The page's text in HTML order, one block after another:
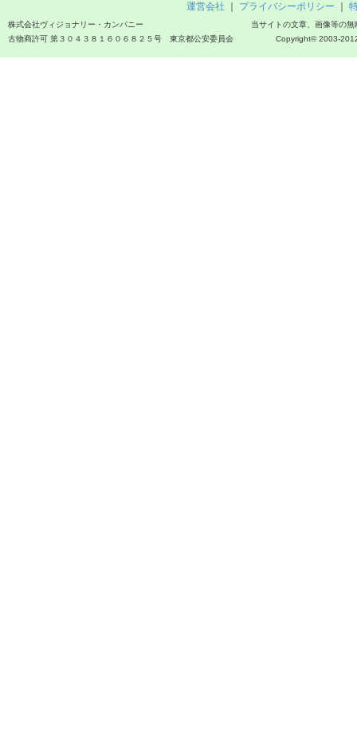
運営会社 プライバシーポリシー
当サイトの文章、画像等の
Copyright© 2003-
株式会社ヴィジョナリー・カンパニー
古物商許可 第３０４３８１６０６８２５号 東京都公安委員会